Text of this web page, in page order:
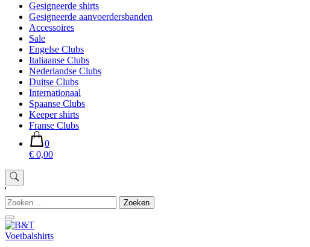
Gesigneerde shirts
Gesigneerde aanvoerdersbanden
Accessoires
Sale
Engelse Clubs
Italiaanse Clubs
Nederlandse Clubs
Duitse Clubs
Internationaal
Spaanse Clubs
Keeper shirts
Franse Clubs
0
€ 0,00
'
Zoeken
naar: